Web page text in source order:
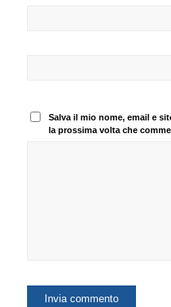
Salva il mio nome, email e
la prossima volta che